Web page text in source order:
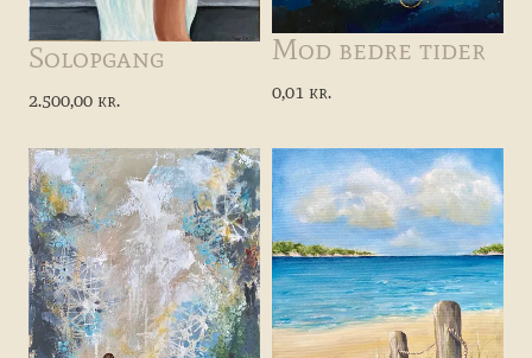
Solopgang
2.500,00 kr.
Mod bedre tider
0,01 kr.